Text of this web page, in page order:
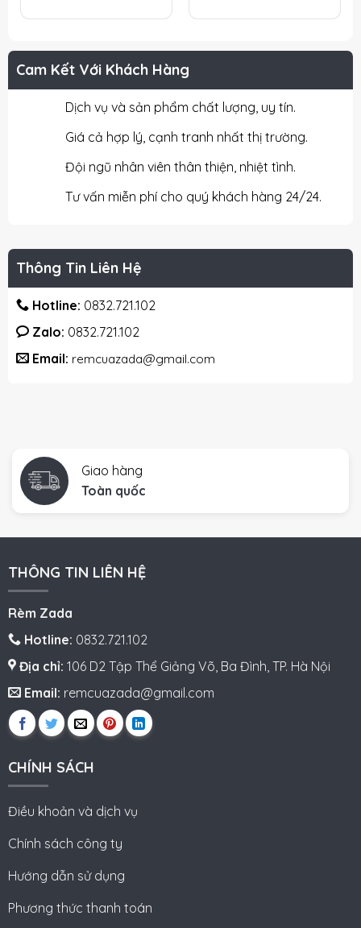
Cam Kết Với Khách Hàng
Dịch vụ và sản phẩm chất lượng, uy tín.
Giá cả hợp lý, cạnh tranh nhất thị trường.
Đội ngũ nhân viên thân thiện, nhiệt tình.
Tư vấn miễn phí cho quý khách hàng 24/24.
Thông Tin Liên Hệ
Hotline: 0832.721.102
Zalo: 0832.721.102
Email: remcuazada@gmail.com
Giao hàng
Toàn quốc
THÔNG TIN LIÊN HỆ
Rèm Zada
Hotline: 0832.721.102
Địa chỉ: 106 D2 Tập Thể Giảng Võ, Ba Đình, TP. Hà Nội
Email: remcuazada@gmail.com
CHÍNH SÁCH
Điều khoản và dịch vụ
Chính sách công ty
Hướng dẫn sử dụng
Phương thức thanh toán